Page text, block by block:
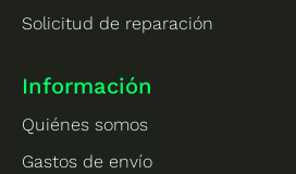
Solicitud de reparación
Información
Quiénes somos
Gastos de envío